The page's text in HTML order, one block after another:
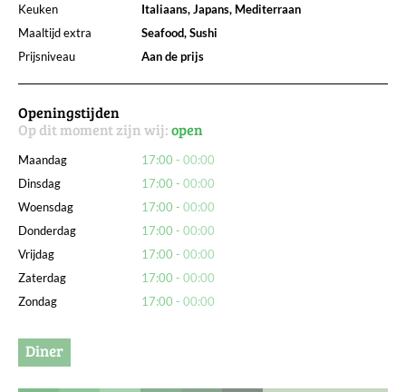
Keuken
Italiaans, Japans, Mediterraan
Maaltijd extra
Seafood, Sushi
Prijsniveau
Aan de prijs
Openingstijden
Op dit moment zijn wij:open
Maandag 17:00
00:00
Dinsdag
17:00
00:00
Woensdag
17:00
00:00
Donderdag
17:00
00:00
Vrijdag
17:00
00:00
Zaterdag
17:00
00:00
Zondag
17:00 00:00
Diner